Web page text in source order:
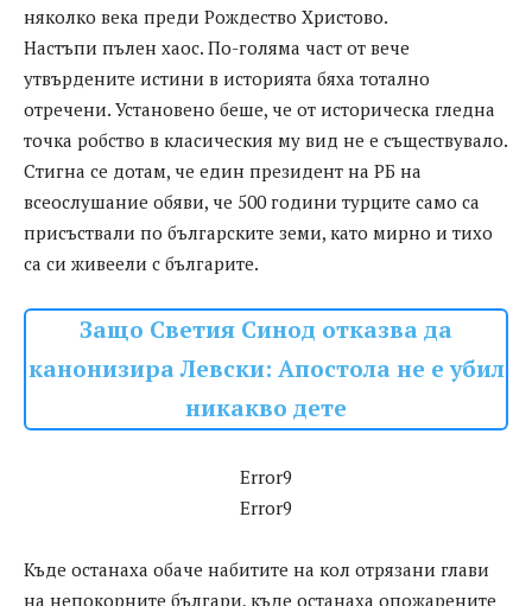
няколко века преди Рождество Христово.
Настъпи пълен хаос. По-голяма част от вече
утвърдените истини в историята бяха тотално
отречени. Установено беше, че от историческа гледна
точка робство в класическия му вид не е съществувало.
Стигна се дотам, че един президент на РБ на
всеослушание обяви, че 500 години турците само са
присъствали по българските земи, като мирно и тихо
са си живеели с българите.
Защо Светия Синод отказва да
канонизира Левски: Апостола не е убил
никакво дете
Error9
Error9
Къде останаха обаче набитите на кол отрязани глави
на непокорните българи, къде останаха опожарените